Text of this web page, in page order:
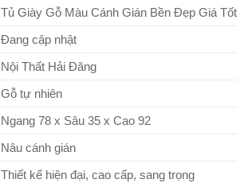
Tủ Giày Gỗ Màu Cánh Gián Bền Đẹp Giá Tốt
Đang cập nhật
Nội Thất Hải Đăng
Gỗ tự nhiên
Ngang 78 x Sâu 35 x Cao 92
Nâu cánh gián
Thiết kế hiện đại, cao cấp, sang trọng